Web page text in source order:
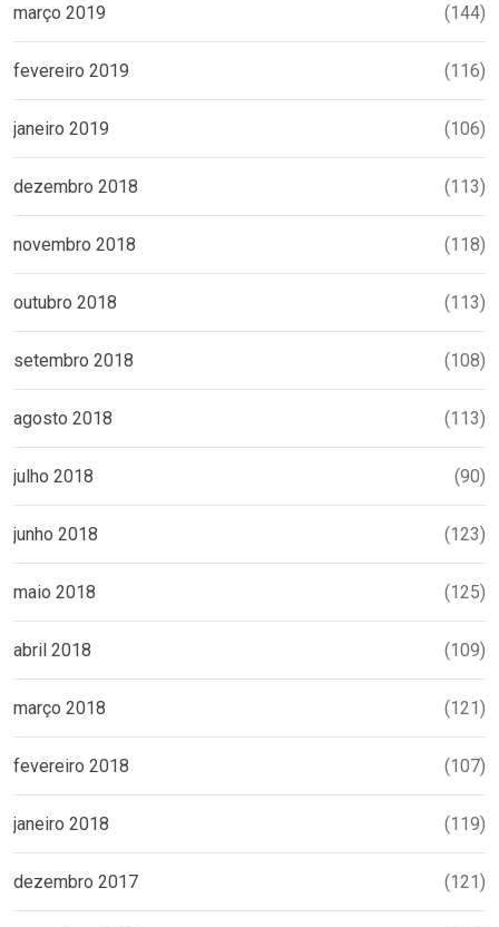
março 2019 (144)
fevereiro 2019 (116)
janeiro 2019 (106)
dezembro 2018 (113)
novembro 2018 (118)
outubro 2018 (113)
setembro 2018 (108)
agosto 2018 (113)
julho 2018 (90)
junho 2018 (123)
maio 2018 (125)
abril 2018 (109)
março 2018 (121)
fevereiro 2018 (107)
janeiro 2018 (119)
dezembro 2017 (121)